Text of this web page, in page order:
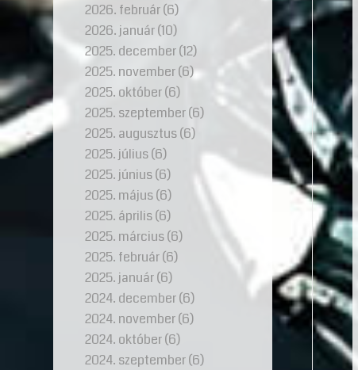
2026. február(6)
2026. január(10)
2025. december(12)
2025. november(6)
2025. október(6)
2025. szeptember(6)
2025. augusztus(6)
2025. július(6)
2025. június(6)
2025. május(6)
2025. április(6)
2025. március(6)
2025. február(6)
2025. január(6)
2024. december(6)
2024. november(6)
2024. október(6)
2024. szeptember(6)